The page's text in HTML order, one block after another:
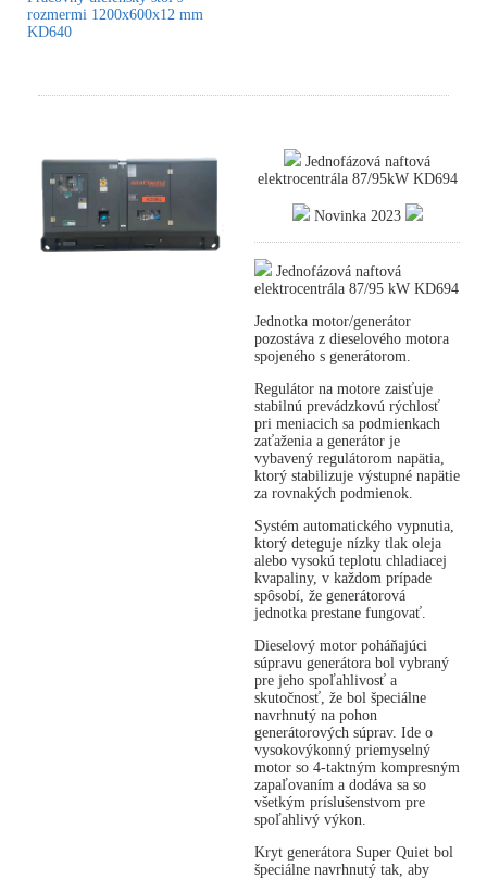
rozmermi 1200x600x12 mm
KD640
Jednofázová naftová
elektrocentrála 87/95kW KD694
Novinka 2023
Jednofázová naftová
elektrocentrála 87/95 kW KD694
Jednotka motor/generátor
pozostáva z dieselového motora
spojeného s generátorom.
Regulátor na motore zaisťuje
stabilnú prevádzkovú rýchlosť
pri meniacich sa podmienkach
zaťaženia a generátor je
vybavený regulátorom napätia,
ktorý stabilizuje výstupné napätie
za rovnakých podmienok.
Systém automatického vypnutia,
ktorý deteguje nízky tlak oleja
alebo vysokú teplotu chladiacej
kvapaliny, v každom prípade
spôsobí, že generátorová
jednotka prestane fungovať.
Dieselový motor poháňajúci
súpravu generátora bol vybraný
pre jeho spoľahlivosť a
skutočnosť, že bol špeciálne
navrhnutý na pohon
generátorových súprav. Ide o
vysokovýkonný priemyselný
motor so 4-taktným kompresným
zapaľovaním a dodáva sa so
všetkým príslušenstvom pre
spoľahlivý výkon.
Kryt generátora Super Quiet bol
špeciálne navrhnutý tak, aby